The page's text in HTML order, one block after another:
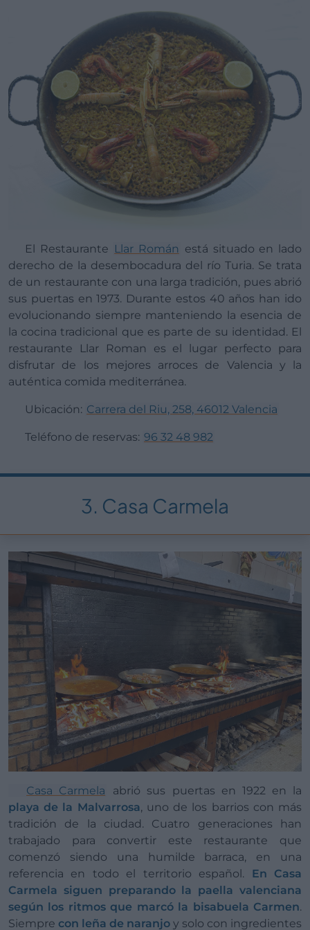
El Restaurante Llar Román está situado en lado
derecho de la desembocadura del río Turia. Se trata
de un restaurante con una larga tradición, pues abrió
sus puertas en 1973. Durante estos 40 años han ido
evolucionando siempre manteniendo la esencia de
la cocina tradicional que es parte de su identidad. El
restaurante Llar Roman es el lugar perfecto para
disfrutar de los mejores arroces de Valencia y la
auténtica comida mediterránea.
Ubicación: Carrera del Riu, 258, 46012 Valencia
Teléfono de reservas: 96 32 48 982
3. Casa Carmela
Casa Carmela
abrió sus puertas en 1922 en la
playa de la Malvarrosa, uno de los barrios con más
tradición de la ciudad. Cuatro generaciones han
trabajado para convertir este restaurante que
comenzó siendo una humilde barraca, en una
referencia en todo el territorio español. En Casa
Carmela siguen preparando la paella valenciana
según los ritmos que marcó la bisabuela Carmen.
Siempre con leña de naranjo y solo con ingredientes